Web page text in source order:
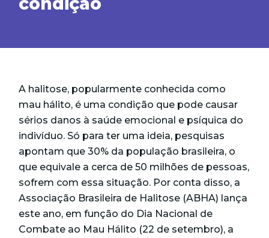
A halitose, popularmente conhecida como
mau hálito, é uma condição que pode causar
sérios danos à saúde emocional e psíquica do
indivíduo. Só para ter uma ideia, pesquisas
apontam que 30% da população brasileira, o
que equivale a cerca de 50 milhões de pessoas,
sofrem com essa situação. Por conta disso, a
Associação Brasileira de Halitose (ABHA) lança
este ano, em função do Dia Nacional de
Combate ao Mau Hálito (22 de setembro), a